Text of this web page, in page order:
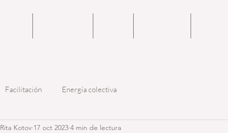
Facilitación Energía colectiva
Rita Kotov 17 oct 2023 4 min de lectura